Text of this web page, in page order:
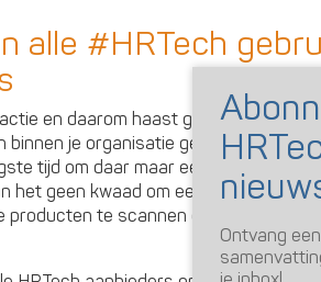
alle #HRTech
en daarom haast geen reden om
je organisatie gebruiken deze
tijd om daar maar eens bewust mee
het geen kwaad om eens de
te scannen op de oude
Ontvang